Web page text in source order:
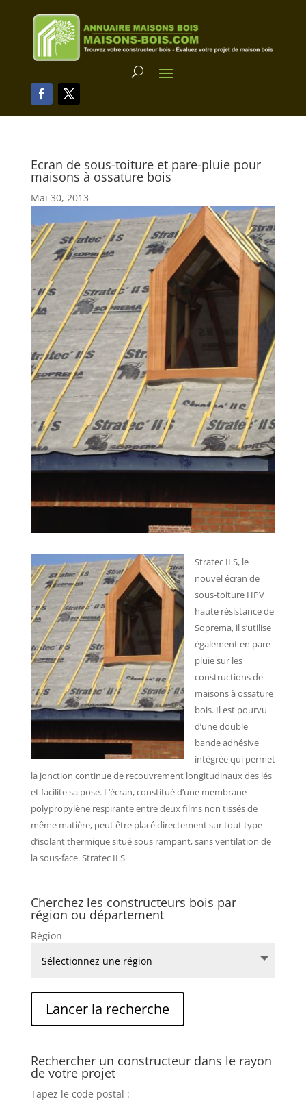
Ecran de sous-toiture et pare-pluie pour
maisons à ossature bois
Mai 30, 2013
Stratec II S, le
nouvel écran de
sous-toiture HPV
haute résistance de
Soprema, il s’utilise
également en pare-
pluie sur les
constructions de
maisons à ossature
bois. Il est pourvu
d’une double
bande adhésive
intégrée qui permet
la jonction continue de recouvrement longitudinaux des lés
et facilite sa pose. L’écran, constitué d’une membrane
polypropylène respirante entre deux films non tissés de
même matière, peut être placé directement sur tout type
d’isolant thermique situé sous rampant, sans ventilation de
la sous-face. Stratec II S
Cherchez les constructeurs bois par
région ou département
Région
Rechercher un constructeur dans le rayon
de votre projet
Tapez le code postal :